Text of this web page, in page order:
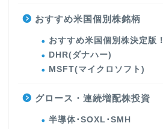
おすすめ米国個別株銘柄
おすすめ米国個別株決定版！
DHR(ダナハー)
MSFT(マイクロソフト)
グロース・連続増配株投資
半導体･SOXL･SMH